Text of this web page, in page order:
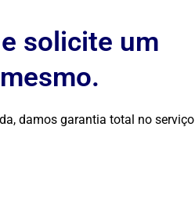
solicite um
damos garantia total no serviço